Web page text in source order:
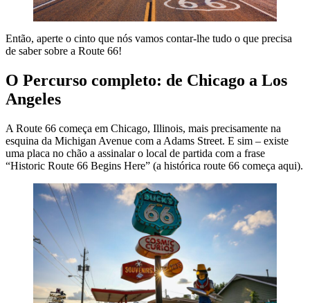
Então, aperte o cinto que nós vamos contar-lhe tudo o que precisa
de saber sobre a Route 66!
O Percurso completo: de Chicago a Los
Angeles
A Route 66 começa em Chicago, Illinois, mais precisamente na
esquina da Michigan Avenue com a Adams Street. E sim – existe
uma placa no chão a assinalar o local de partida com a frase
“Historic Route 66 Begins Here” (a histórica route 66 começa aqui).